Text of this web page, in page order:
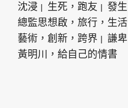
沈浸
生死，跑友 發生
總監思想啟，旅行，生活
藝術，創新，跨界
謙卑
黃明川，給自己的情書